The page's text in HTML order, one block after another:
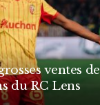
ventes de
du RC Lens